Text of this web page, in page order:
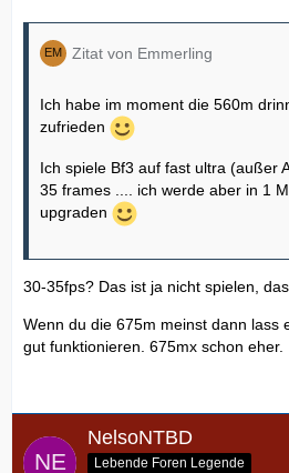
Zitat von Emmerling
Ich habe im moment die 560m
zufrieden
Ich spiele Bf3 auf fast ultra (außer
35 frames .... ich werde aber in 1
upgraden
30-35fps? Das ist ja nicht spielen,
Wenn du die 675m meinst dann lass
gut funktionieren. 675mx schon eher.
NelsoNTBD
Lebende Foren Legende